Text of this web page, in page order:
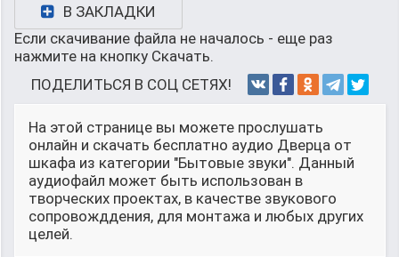
В ЗАКЛАДКИ
Если скачивание файла не началось - еще раз
нажмите на кнопку Скачать.
ПОДЕЛИТЬСЯ В СОЦ СЕТЯХ!
На этой странице вы можете прослушать
онлайн и скачать бесплатно аудио Дверца от
шкафа из категории "Бытовые звуки". Данный
аудиофайл может быть использован в
творческих проектах, в качестве звукового
сопровожддения, для монтажа и любых других
целей.